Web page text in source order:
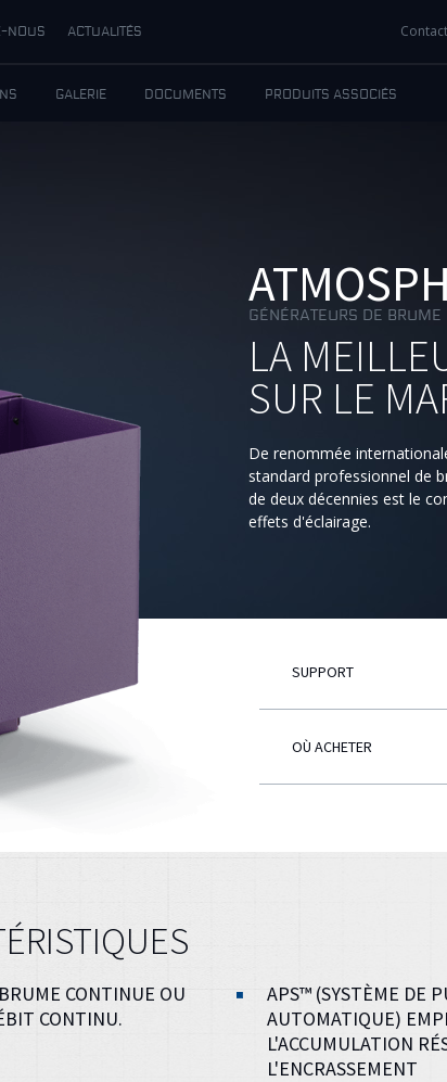
NOUS ACTUALITÉS
GALERIE DOCUMENTS PRODUITS ASSOCIÉS
GÉNÉRATEURS DE BRUME
LA
SUR LE
De renommée
standard professionnel de
de deux décennies est le
effets d'éclairage.
SUPPORT
OÙ ACHETER
CONTINUE OU
CONTINU.
APS™ (SYSTÈME DE
AUTOMATIQUE)
L'ACCUMULATION
L'ENCRASSEMENT